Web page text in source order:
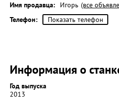
Имя продавца: Игорь (все
Телефон:
Показать телефон
Информация о
Год выпуска
2013